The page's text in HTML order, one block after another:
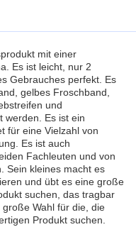
mit einer
Es ist leicht, nur 2
Gebrauches perfekt. Es
gelbes Froschband,
und
werden. Es ist ein
für eine Vielzahl von
Es ist auch
Fachleuten und von
Sein kleines macht es
und übt es eine große
suchen, das tragbar
Wahl für die, die
Produkt suchen.